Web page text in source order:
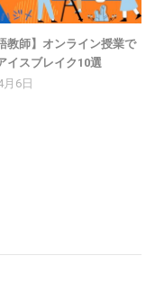
教師】オンライン授業で
イスブレイク10選
月6日